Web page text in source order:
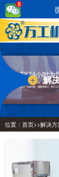
解
位置： 首页>>解决方